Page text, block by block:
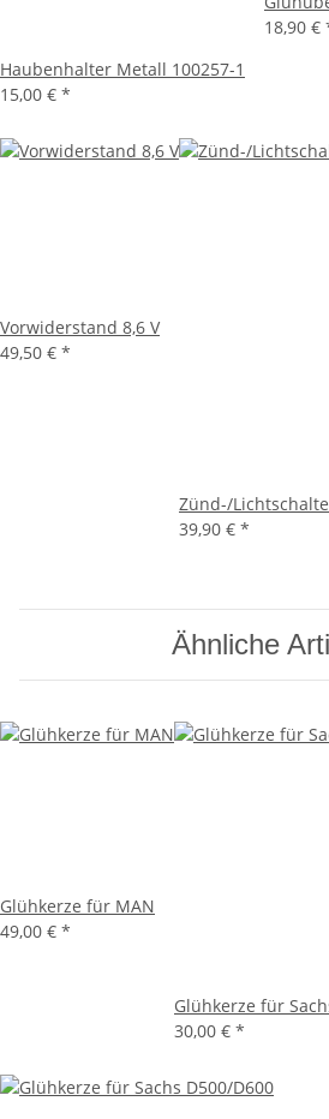
Haubenhalter Metall 100257-1
15,00 € *
18,90 €
Vorwiderstand 8,6 V
49,50 € *
Zünd-/
39,90 € *
Ähnliche
Glühkerze für MAN
49,00 € *
Glühkerze für
30,00 € *